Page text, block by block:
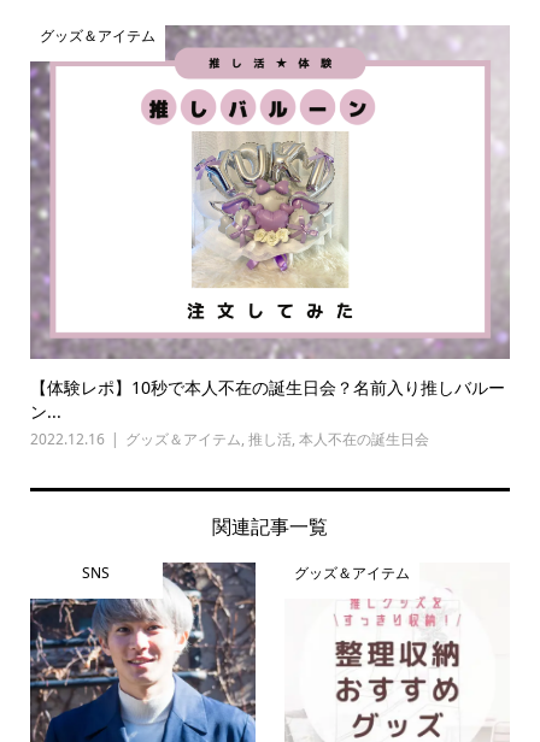
グッズ＆アイテム
【体験レポ】10秒で本人不在の誕生日会？名前入り推しバルー
ン...
2022.12.16 グッズ＆アイテム, 推し活, 本人不在の誕生日会
関連記事一覧
SNS グッズ＆アイテム